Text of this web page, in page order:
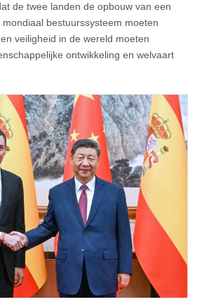
de twee landen de opbouw van een
bestuurssysteem moeten
veiligheid in de wereld moeten
ontwikkeling en welvaart